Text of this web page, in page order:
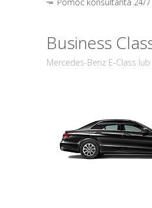
Business
Mercedes-Benz E-Class